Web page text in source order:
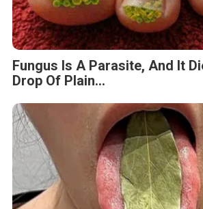
Fungus Is A Parasite, And It
Drop Of Plain...